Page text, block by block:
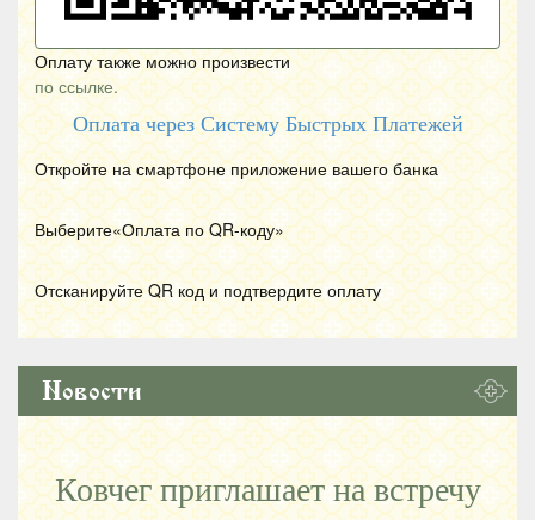
Оплату также можно произвести
по ссылке.
Оплата через Систему Быстрых Платежей
Откройте на смартфоне приложение вашего банка
Выберите«Оплата по QR-коду»
Отсканируйте QR код и подтвердите оплату
Новости
Ковчег приглашает на встречу